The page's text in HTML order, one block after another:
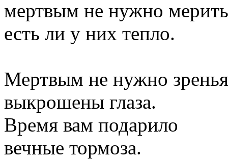
мертвым не нужно
есть ли у них тепло.
Мертвым не нужно
выкрошены глаза.
Время вам подарило
вечные тормоза.